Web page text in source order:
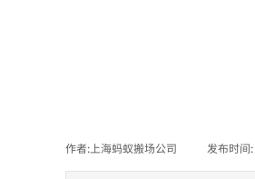
作者: 上海蚂蚁搬场公司 发布时间: